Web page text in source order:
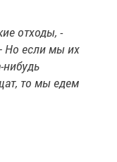
отходы, -
Но если мы их
нибудь
то мы едем